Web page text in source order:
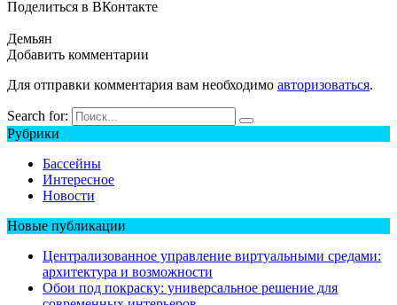
Поделиться в ВКонтакте
Демьян
Добавить комментарии
Для отправки комментария вам необходимо авторизоваться.
Search for:
Рубрики
Бассейны
Интересное
Новости
Новые публикации
Централизованное управление виртуальными средами:
архитектура и возможности
Обои под покраску: универсальное решение для